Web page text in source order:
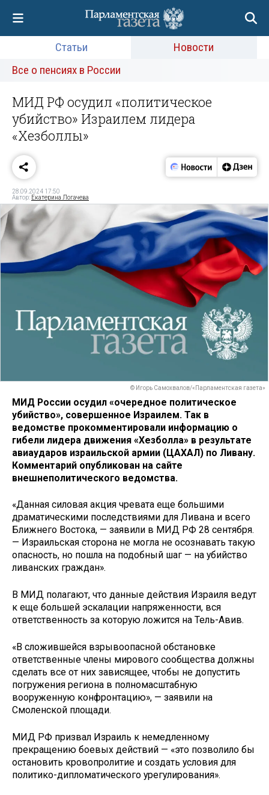
Статьи
Новости
Все о пенсиях в России
МИД РФ осудил «политическое
убийство» Израилем лидера
«Хезболлы»
28.09.2024 17:50
Автор: Екатерина Логачева
© Игорь Самохвалов/«Парламентская газета»
МИД России осудил «очередное политическое
убийство», совершенное Израилем. Так в
ведомстве прокомментировали информацию о
гибели лидера движения «Хезболла» в результате
авиаударов израильской армии (ЦАХАЛ) по Ливану.
Комментарий опубликован на сайте
внешнеполитического ведомства.
«Данная силовая акция чревата еще большими
драматическими последствиями для Ливана и всего
Ближнего Востока, — заявили в МИД РФ 28 сентября.
— Израильская сторона не могла не осознавать такую
опасность, но пошла на подобный шаг — на убийство
ливанских граждан».
В МИД полагают, что данные действия Израиля ведут
к еще большей эскалации напряженности, вся
ответственность за которую ложится на Тель-Авив.
«В сложившейся взрывоопасной обстановке
ответственные члены мирового сообщества должны
сделать все от них зависящее, чтобы не допустить
погружения региона в полномасштабную
вооруженную конфронтацию», — заявили на
Смоленской площади.
МИД РФ призвал Израиль к немедленному
прекращению боевых действий — «это позволило бы
остановить кровопролитие и создать условия для
политико-дипломатического урегулирования».